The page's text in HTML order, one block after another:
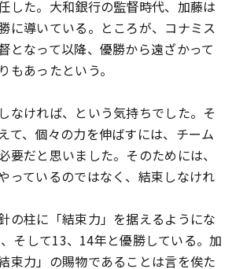
した。大和銀行の監督時代、加藤は
に導いている。ところが、コナミス
となって以降、優勝から遠ざかって
もあったという。
なければ、という気持ちでした。そ
て、個々の力を伸ばすには、チーム
要だと思いました。そのためには、
っているのではなく、結束しなけれ
の柱に「結束力」を据えるようにな
そして13、14年と優勝している。加
束力」の賜物であることは言を俟た